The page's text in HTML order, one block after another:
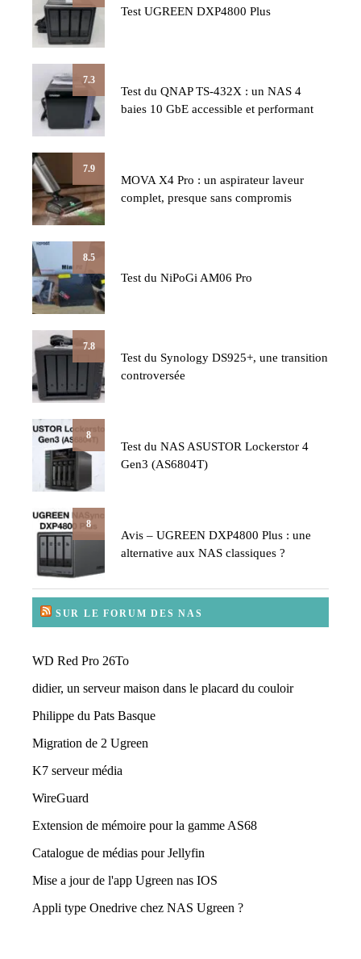
Test UGREEN DXP4800 Plus
7.3
Test du QNAP TS-432X : un NAS 4
baies 10 GbE accessible et performant
7.9
MOVA X4 Pro : un aspirateur laveur
complet, presque sans compromis
8.5
Test du NiPoGi AM06 Pro
7.8
Test du Synology DS925+, une transition
controversée
8
Test du NAS ASUSTOR Lockerstor 4
Gen3 (AS6804T)
8
Avis – UGREEN DXP4800 Plus : une
alternative aux NAS classiques ?
SUR LE FORUM DES NAS
WD Red Pro 26To
didier, un serveur maison dans le placard du couloir
Philippe du Pats Basque
Migration de 2 Ugreen
K7 serveur média
WireGuard
Extension de mémoire pour la gamme AS68
Catalogue de médias pour Jellyfin
Mise a jour de l'app Ugreen nas IOS
Appli type Onedrive chez NAS Ugreen ?